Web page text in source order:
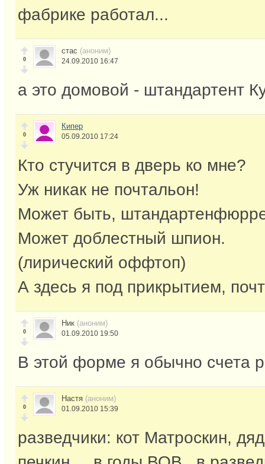
фабрике работал...
0
стас (аноним)
24.09.2010 16:47
а это домовой - штандартент
0
Кипер
05.09.2010 17:24
Кто стучится в дверь ко мне?
Уж никак не почтальон!
Может быть,
Может доблестный шпион.
(лирический оффтоп)
А здесь я под прикрытием,
0
Ник (аноним)
01.09.2010 19:50
В этой форме я обычно счета
0
Настя (аноним)
01.09.2010 15:39
разведчики: кот Матроскин,